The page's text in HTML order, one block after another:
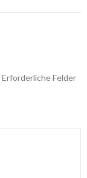
Erforderliche Felder